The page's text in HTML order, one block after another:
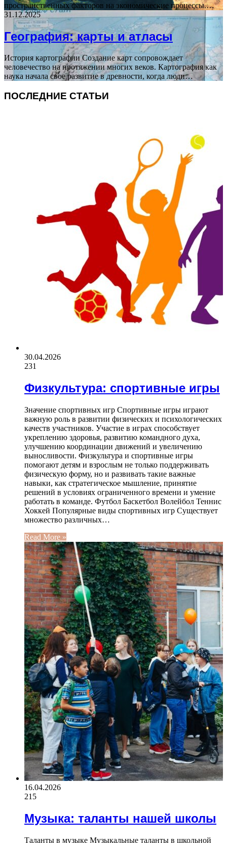
пространственных факторов на экономические процессы.…
31.12.2025
География: карты и атласы
История картографии Создание карт сопровождает
человечество на протяжении многих веков. Картография как
наука начала свое развитие в древности, когда люди…
ПОСЛЕДНИЕ СТАТЬИ
30.04.2026
231
Физкультура: спортивные игры
Значение спортивных игр Спортивные игры играют
важную роль в развитии физических и психологических
качеств участников. Участие в играх способствует
укреплению здоровья, развитию командного духа,
улучшению координации движений и увеличению
выносливости. Физкультура и спортивные игры
помогают детям и взрослым не только поддерживать
физическую форму, но и развивать такие важные
навыки, как стратегическое мышление, принятие
решений в условиях ограниченного времени и умение
работать в команде. Футбол Баскетбол Волейбол Теннис
Хоккей Популярные виды спортивных игр Существует
множество различных…
Read More »
16.04.2026
215
Музыка: таланты нашей школы
Таланты в музыке Музыкальные таланты в школьной